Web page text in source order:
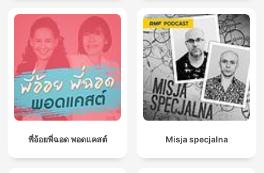
พี่อ้อยพี่ฉอด พอดแคสต์ Misja specjalna